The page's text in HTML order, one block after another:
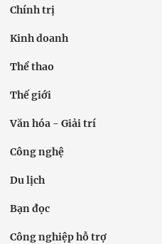
Chính trị
Kinh doanh
Thể thao
Thế giới
Văn hóa - Giải trí
Công nghệ
Du lịch
Bạn đọc
Công nghiệp hỗ trợ